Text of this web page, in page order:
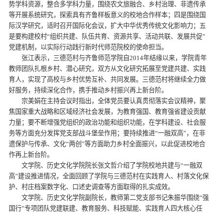
势学科资源，整合多学科力量，围绕农文旅融合、乡村治理、非遗传承
等开展系统研究，探索具有齐鲁样板意义的校地合作样本；四是围绕国
际汉学研究，适时召开国际化会议，扩大中华优秀传统文化影响力；五
是要构建校村“组织共建、队伍共育、资源共享、活动共联、发展共促”
党建机制，以实际行动践行新时代师范院校的使命担当。
张江表示，三德范村与齐鲁师范学院自2014年结缘以来，学院青年
教师团队扎根乡村、潜心研究，双方从文化研究拓展至党建共建、实践
育人，实现了高校与乡村优势互补、共同发展。三德范村将继续全力做
好服务，持续深化合作，携手推动乡村振兴再上新台阶。
宗美娟在主持会议时指出，全体党员要认真贯彻落实会议精神，聚
焦国家重大战略和区域经济社会发展，为教育强国、教育强省建设贡献
力量；要不断增强党组织的政治功能和组织功能，在学科建设、社会服
务等方面充分发挥党支部战斗堡垒作用；要持续推进“一融双高”，在非
遗保护与传承、文化“两创”等方面助力乡村全面振兴，以此促进校地合
作再上新台阶。
文学院、历史文化学院院长张文哲介绍了学院校地共建与“一融双
高”建设推进情况，全面回顾了学院与三德范村在实践育人、村落文化保
护、村庄档案数字化、口述史调查等方面取得的扎实成效。
文学院、历史文化学院副院长，教师第二党支部书记朱振华围绕“强
国行”专项团队党建联建、教育服务、科技赋能、实践育人四大核心任